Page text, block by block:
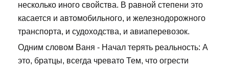
несколько иного свойства. В равной степени это
касается и автомобильного, и железнодорожного
транспорта, и судоходства, и авиаперевозок.
Одним словом Ваня - Начал терять реальность: А
это, братцы, всегда чревато Тем, что огрести